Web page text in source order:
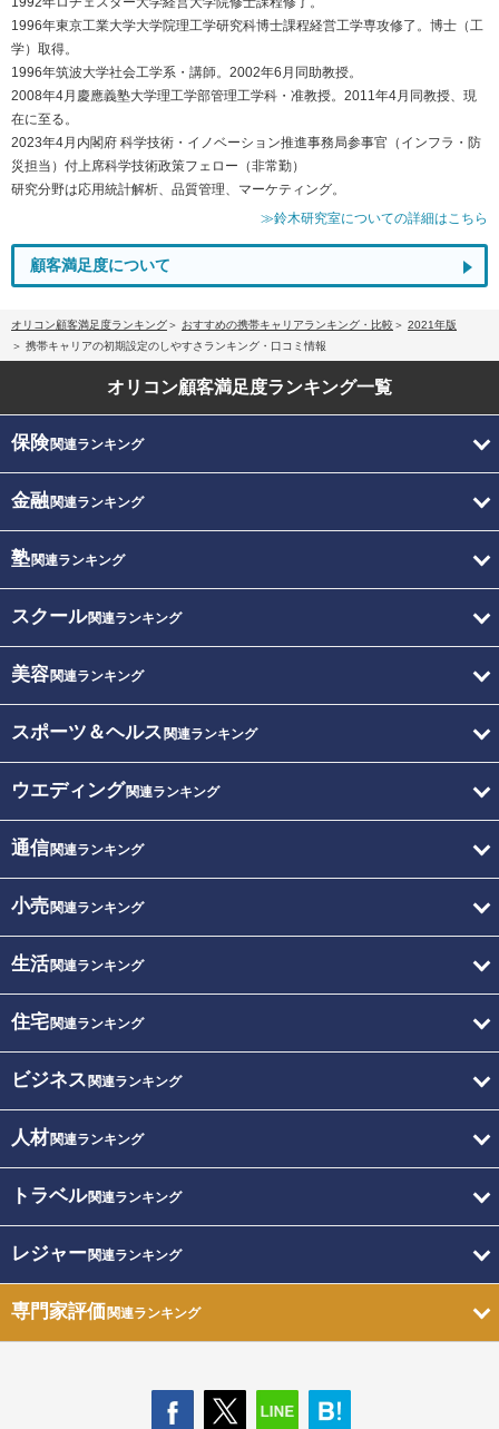
1996年東京工業大学大学院理工学研究科博士課程経営工学専攻修了。博士（工
学）取得。
1996年筑波大学社会工学系・講師。2002年6月同助教授。
2008年4月慶應義塾大学理工学部管理工学科・准教授。2011年4月同教授、現
在に至る。
2023年4月内閣府 科学技術・イノベーション推進事務局参事官（インフラ・防
災担当）付上席科学技術政策フェロー（非常勤）
研究分野は応用統計解析、品質管理、マーケティング。
≫鈴木研究室についての詳細はこちら
顧客満足度について
オリコン顧客満足度ランキング おすすめの携帯キャリアランキング・比較
2021年版
携帯キャリアの初期設定のしやすさランキング・口コミ情報
オリコン顧客満足度ランキング一覧
保険関連ランキング
金融関連ランキング
塾関連ランキング
スクール関連ランキング
美容関連ランキング
スポーツ＆ヘルス 関連ランキング
ウエディング関連ランキング
通信関連ランキング
小売関連ランキング
生活関連ランキング
住宅関連ランキング
ビジネス 関連ランキング
人材関連ランキング
トラベル関連ランキング
レジャー関連ランキング
専門家評価関連ランキング